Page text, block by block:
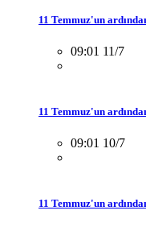
11 Temmuz'un
09:01 11/7
11 Temmuz'un
09:01 10/7
11 Temmuz'un